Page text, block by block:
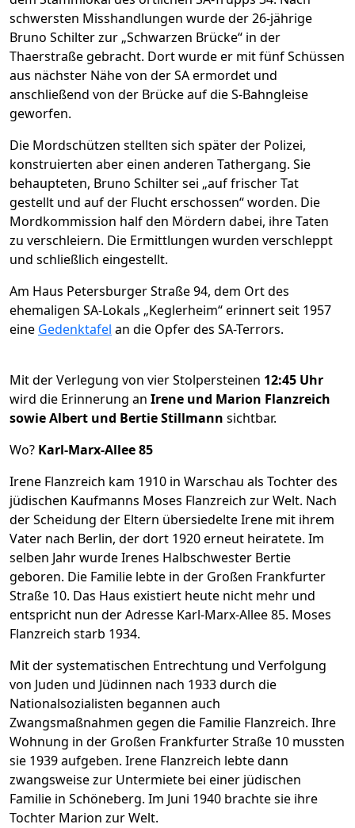
schwersten Misshandlungen wurde der 26-jährige
Bruno Schilter zur „Schwarzen Brücke“ in der
Thaerstraße gebracht. Dort wurde er mit fünf Schüssen
aus nächster Nähe von der SA ermordet und
anschließend von der Brücke auf die S-Bahngleise
geworfen.
Die Mordschützen stellten sich später der Polizei,
konstruierten aber einen anderen Tathergang. Sie
behaupteten, Bruno Schilter sei „auf frischer Tat
gestellt und auf der Flucht erschossen“ worden. Die
Mordkommission half den Mördern dabei, ihre Taten
zu verschleiern. Die Ermittlungen wurden verschleppt
und schließlich eingestellt.
Am Haus Petersburger Straße 94, dem Ort des
ehemaligen SA-Lokals „Keglerheim“ erinnert seit 1957
eine Gedenktafel an die Opfer des SA-Terrors.
Mit der Verlegung von vier Stolpersteinen 12:45 Uhr
wird die Erinnerung an Irene und Marion Flanzreich
sowie Albert und Bertie Stillmann sichtbar.
Wo? Karl-Marx-Allee 85
Irene Flanzreich kam 1910 in Warschau als Tochter des
jüdischen Kaufmanns Moses Flanzreich zur Welt. Nach
der Scheidung der Eltern übersiedelte Irene mit ihrem
Vater nach Berlin, der dort 1920 erneut heiratete. Im
selben Jahr wurde Irenes Halbschwester Bertie
geboren. Die Familie lebte in der Großen Frankfurter
Straße 10. Das Haus existiert heute nicht mehr und
entspricht nun der Adresse Karl-Marx-Allee 85. Moses
Flanzreich starb 1934.
Mit der systematischen Entrechtung und Verfolgung
von Juden und Jüdinnen nach 1933 durch die
Nationalsozialisten begannen auch
Zwangsmaßnahmen gegen die Familie Flanzreich. Ihre
Wohnung in der Großen Frankfurter Straße 10 mussten
sie 1939 aufgeben. Irene Flanzreich lebte dann
zwangsweise zur Untermiete bei einer jüdischen
Familie in Schöneberg. Im Juni 1940 brachte sie ihre
Tochter Marion zur Welt.